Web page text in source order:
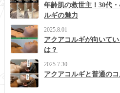
年齢肌の救世主！30代
ルギの魅力
2025.8.01
アクアコルギが向いて
は？
2025.7.30
アクアコルギと普通の